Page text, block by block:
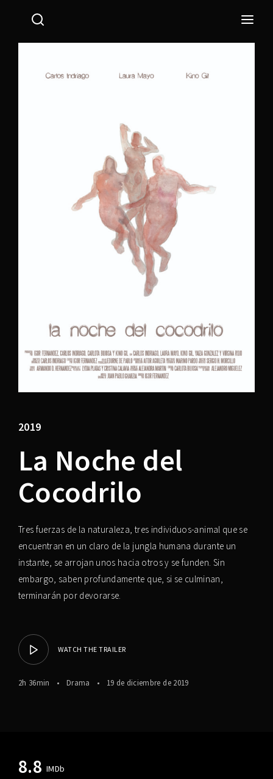
2019
La Noche del
Cocodrilo
Tres fuerzas de la naturaleza, tres individuos-animal que se
encuentran en un claro de la jungla humana durante un
instante, se arrojan unos hacia otros y se funden. Sin
embargo, saben profundamente que, si se culminan,
terminarán por devorarse.
WATCH THE TRAILER
2h 36min Drama 19 de diciembre de 2019
8.8 IMDb
Login Register
SIGN IN